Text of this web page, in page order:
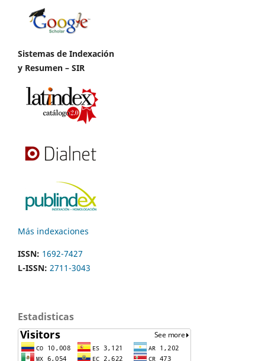
Sistemas de Indexación
y Resumen – SIR
Más indexaciones
ISSN: 1692-7427
L-ISSN: 2711-3043
Estadisticas